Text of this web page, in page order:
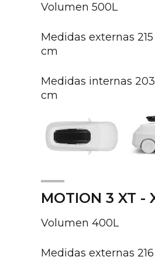
Volumen 500L
Medidas externas
cm
Medidas internas
cm
MOTION 3 XT -
Volumen 400L
Medidas externas